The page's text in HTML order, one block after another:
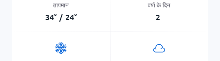
तापमान
34° / 24°
वर्षा के दिन
2